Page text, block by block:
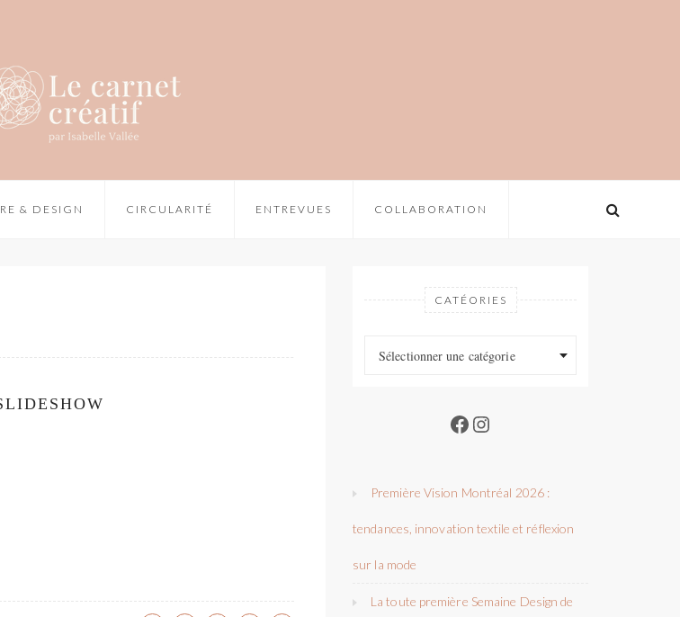
& DESIGN CIRCULARITÉ ENTREVUES COLLABORATION
CATÉORIES
Sélectionner une catégorie
Facebook
Instagram
Première Vision Montréal 2026 :
tendances, innovation textile et réflexion
sur la mode
La toute première Semaine Design de